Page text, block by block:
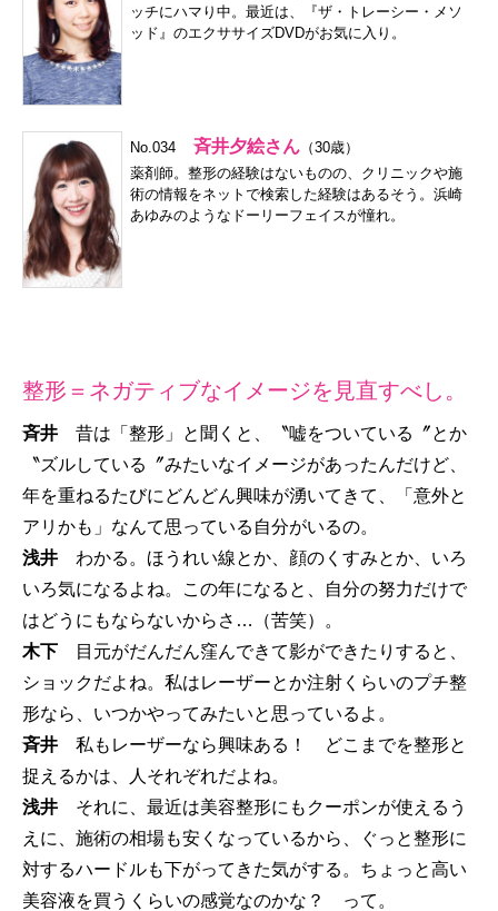
ッチにハマり中。最近は、『ザ・トレーシー・メソ
ッド』のエクササイズDVDがお気に入り。
No.034 斉井夕絵さん （30歳）
薬剤師。整形の経験はないものの、クリニックや施
術の情報をネットで検索した経験はあるそう。浜崎
あゆみのようなドーリーフェイスが憧れ。
整形＝ネガティブなイメージを見直すべし。
斉井 昔は「整形」と聞くと、〝嘘をついている〞とか
〝ズルしている〞みたいなイメージがあったんだけど、
年を重ねるたびにどんどん興味が湧いてきて、「意外と
アリかも」なんて思っている自分がいるの。
浅井 わかる。ほうれい線とか、顔のくすみとか、いろ
いろ気になるよね。この年になると、自分の努力だけで
はどうにもならないからさ…（苦笑）。
木下 目元がだんだん窪んできて影ができたりすると、
ショックだよね。私はレーザーとか注射くらいのプチ整
形なら、いつかやってみたいと思っているよ。
斉井 私もレーザーなら興味ある！ どこまでを整形と
捉えるかは、人それぞれだよね。
浅井 それに、最近は美容整形にもクーポンが使えるう
えに、施術の相場も安くなっているから、ぐっと整形に
対するハードルも下がってきた気がする。ちょっと高い
美容液を買うくらいの感覚なのかな？ って。